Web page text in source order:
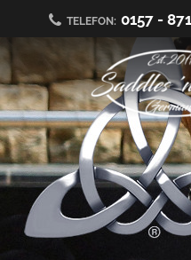
TELEFON: 0157 -